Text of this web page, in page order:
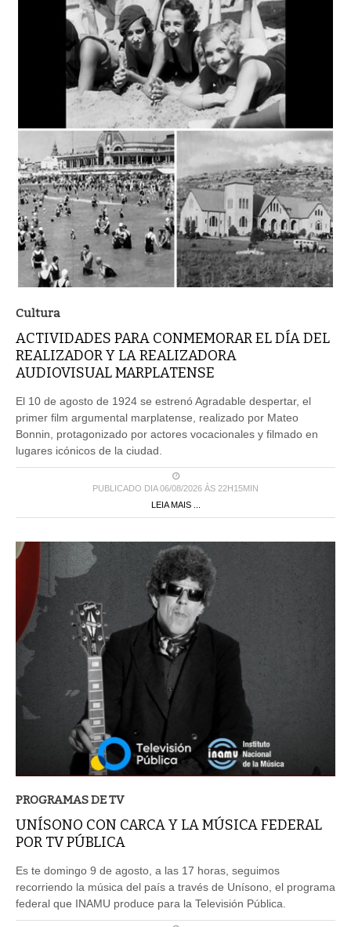
Cultura
ACTIVIDADES PARA CONMEMORAR EL DÍA DEL
REALIZADOR Y LA REALIZADORA
AUDIOVISUAL MARPLATENSE
El 10 de agosto de 1924 se estrenó Agradable despertar, el
primer film argumental marplatense, realizado por Mateo
Bonnin, protagonizado por actores vocacionales y filmado en
lugares icónicos de la ciudad.
PUBLICADO DIA 06/08/2026 ÀS 22H15MIN
LEIA MAIS ...
PROGRAMAS DE TV
UNÍSONO CON CARCA Y LA MÚSICA FEDERAL
POR TV PÚBLICA
Es te domingo 9 de agosto, a las 17 horas, seguimos
recorriendo la música del país a través de Unísono, el programa
federal que INAMU produce para la Televisión Pública.